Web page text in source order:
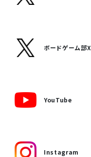
ボードゲーム部X
YouTube
Instagram